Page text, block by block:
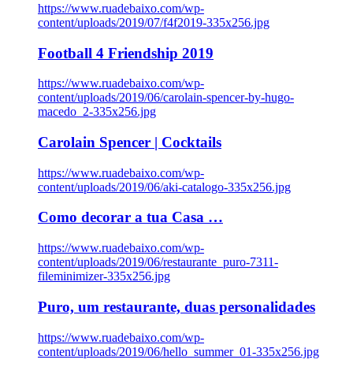
https://www.ruadebaixo.com/wp-
content/uploads/2019/07/f4f2019-335x256.jpg
Football 4 Friendship 2019
https://www.ruadebaixo.com/wp-
content/uploads/2019/06/carolain-spencer-by-hugo-
macedo_2-335x256.jpg
Carolain Spencer | Cocktails
https://www.ruadebaixo.com/wp-
content/uploads/2019/06/aki-catalogo-335x256.jpg
Como decorar a tua Casa …
https://www.ruadebaixo.com/wp-
content/uploads/2019/06/restaurante_puro-7311-
fileminimizer-335x256.jpg
Puro, um restaurante, duas personalidades
https://www.ruadebaixo.com/wp-
content/uploads/2019/06/hello_summer_01-335x256.jpg